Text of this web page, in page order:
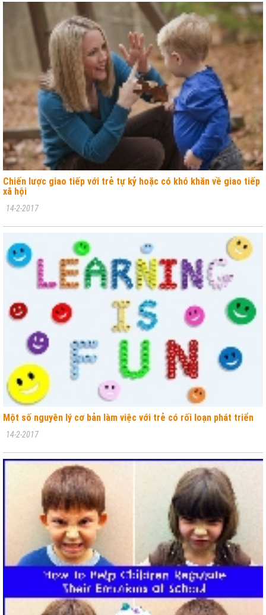
Chiến lược giao tiếp với trẻ tự kỷ hoặc có khó khăn về giao tiếp
xã hội
14-2-2017
Một số nguyên lý cơ bản làm việc với trẻ có rối loạn phát triển
14-2-2017